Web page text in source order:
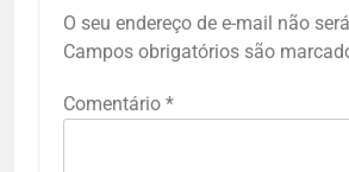
O seu endereço de e-mail não
Campos obrigatórios são
Comentário *